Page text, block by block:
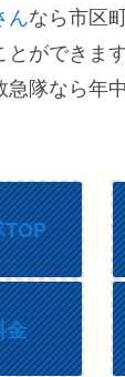
んなら市区
ができます
急隊なら年
TOP
金